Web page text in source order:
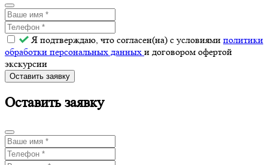
Я подтверждаю, что согласен(на) с условиями политики
обработки персональных данных и договором офертой
экскурсии
Оставить заявку
Оставить заявку